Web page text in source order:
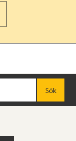
Sök